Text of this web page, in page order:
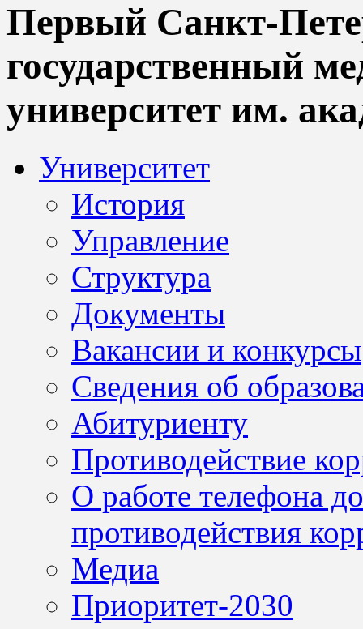
Первый Санкт-
государственный
университет им.
Университет
История
Управление
Структура
Документы
Вакансии и конкурсы
Сведения об
Абитуриенту
Противодействие
О работе телефона
противодействия
Медиа
Приоритет-2030